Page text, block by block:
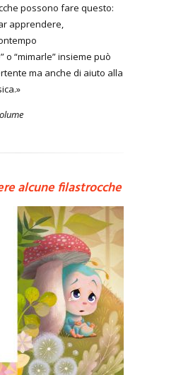
possono fare questo:
apprendere,
o “mimarle” insieme può
ma anche di aiuto alla
»
alcune filastrocche